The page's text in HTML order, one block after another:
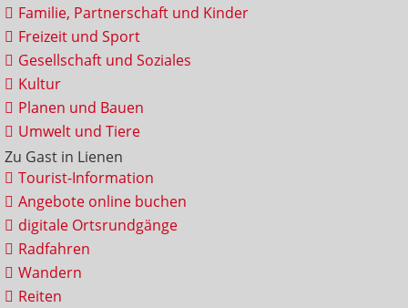
Familie, Partnerschaft und Kinder
Freizeit und Sport
Gesellschaft und Soziales
Kultur
Planen und Bauen
Umwelt und Tiere
Zu Gast in Lienen
Tourist-Information
Angebote online buchen
digitale Ortsrundgänge
Radfahren
Wandern
Reiten